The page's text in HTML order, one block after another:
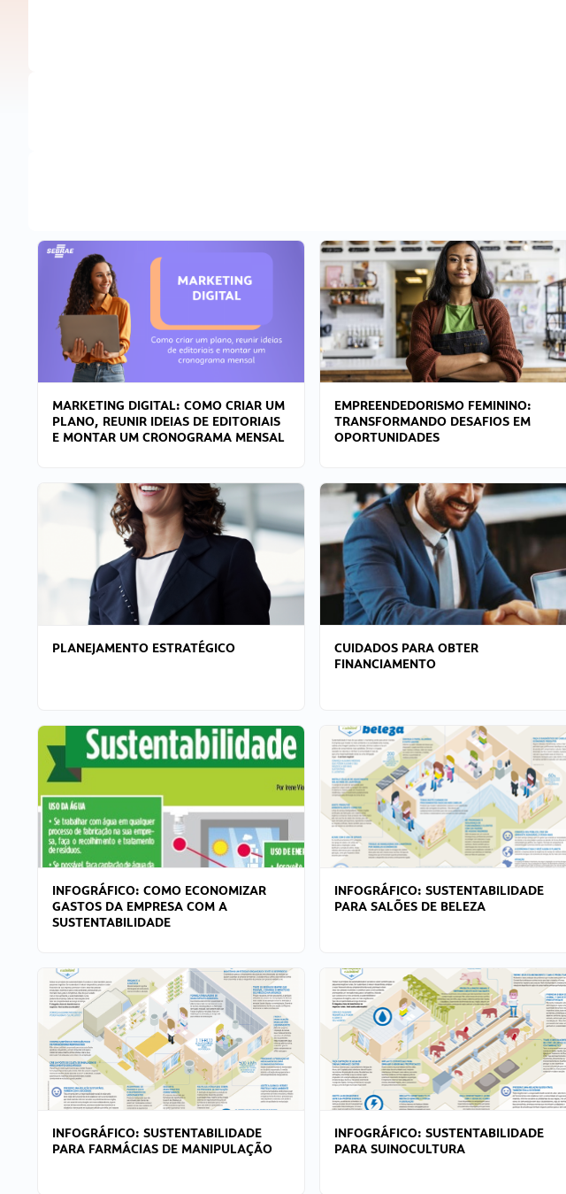
MARKETING DIGITAL: COMO CRIAR UM
PLANO, REUNIR IDEIAS DE EDITORIAIS
E MONTAR UM CRONOGRAMA MENSAL
EMPREENDEDORISMO FEMININO:
TRANSFORMANDO DESAFIOS EM
OPORTUNIDADES
PLANEJAMENTO ESTRATÉGICO
CUIDADOS PARA OBTER
FINANCIAMENTO
INFOGRÁFICO: COMO ECONOMIZAR
GASTOS DA EMPRESA COM A
SUSTENTABILIDADE
INFOGRÁFICO: SUSTENTABILIDADE
PARA SALÕES DE BELEZA
INFOGRÁFICO: SUSTENTABILIDADE
PARA FARMÁCIAS DE MANIPULAÇÃO
INFOGRÁFICO: SUSTENTABILIDADE
PARA SUINOCULTURA